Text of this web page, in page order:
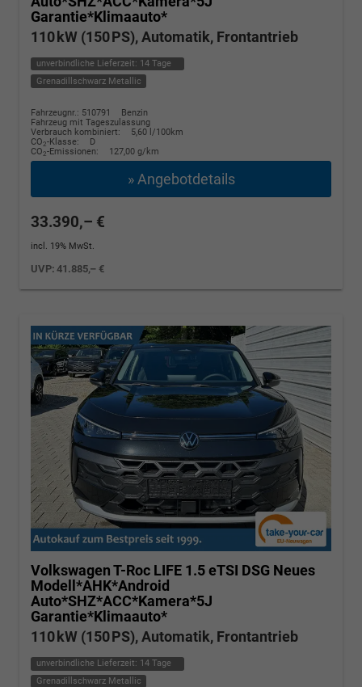
Garantie*Klimaauto*
110 kW (150 PS), Automatik, Frontantrieb
unverbindliche Lieferzeit: 14 Tage
Grenadillschwarz Metallic
Fahrzeugnr.: 510791
Benzin
Fahrzeug mit Tageszulassung
Verbrauch kombiniert:
5,60 l/100km
CO2-Klasse:
D
CO2-Emissionen: 127,00 g/km
» Angebotdetails
33.390,– €
incl. 19% MwSt.
UVP:41.885,– €
Volkswagen T-Roc LIFE 1.5 eTSI DSG Neues
Modell*AHK*Android
Auto*SHZ*ACC*Kamera*5J
Garantie*Klimaauto*
110 kW (150 PS), Automatik, Frontantrieb
unverbindliche Lieferzeit: 14 Tage
Grenadillschwarz Metallic